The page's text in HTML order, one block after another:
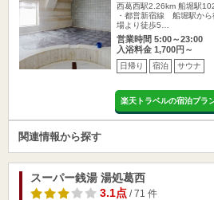
西葛西駅2.26km 船堀駅
・都営新宿線 船堀駅から
場より徒歩5…
営業時間 5:00～23:00
入浴料金 1,700円～
日帰り 宿泊 サウナ
楽天トラベルの宿泊プラ
関連情報から探す
スーパー銭湯 湯処葛西
3.1点/ 71 件